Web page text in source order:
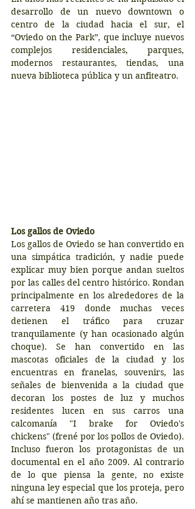
desarrollo de un nuevo downtown o
centro de la ciudad hacia el sur, el
“Oviedo on the Park”, que incluye nuevos
complejos residenciales, parques,
modernos restaurantes, tiendas, una
nueva biblioteca pública y un anfiteatro.
Los gallos de Oviedo
Los gallos de Oviedo se han convertido en
una simpática tradición, y nadie puede
explicar muy bien porque andan sueltos
por las calles del centro histórico. Rondan
principalmente en los alrededores de la
carretera 419 donde muchas veces
detienen el tráfico para cruzar
tranquilamente (y han ocasionado algún
choque). Se han convertido en las
mascotas oficiales de la ciudad y los
encuentras en franelas, souvenirs, las
señales de bienvenida a la ciudad que
decoran los postes de luz y muchos
residentes lucen en sus carros una
calcomanía "I brake for Oviedo's
chickens" (frené por los pollos de Oviedo).
Incluso fueron los protagonistas de un
documental en el año 2009. Al contrario
de lo que piensa la gente, no existe
ninguna ley especial que los proteja, pero
ahí se mantienen año tras año.